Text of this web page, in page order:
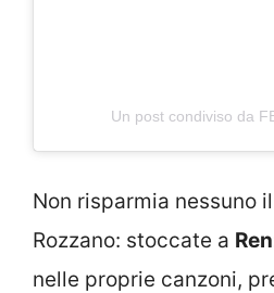
Un post condiviso da
Non risparmia nessuno
Rozzano: stoccate a
nelle proprie canzoni,